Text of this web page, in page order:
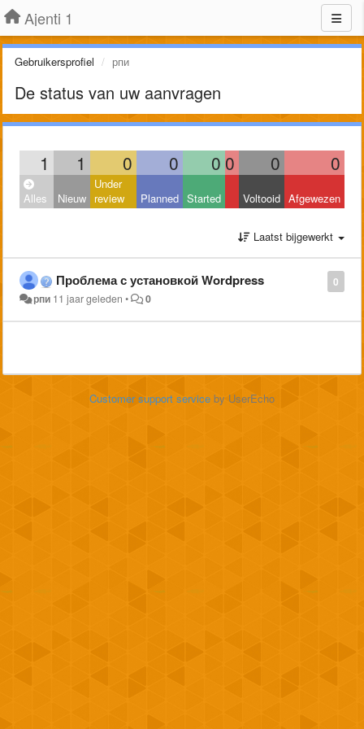
Ajenti 1
Gebruikersprofiel рпи
De status van uw aanvragen
1 1 0 0 0 0 0 0
Alles Nieuw
Under
review
Planned Started Voltooid Afgewezen
Laatst bijgewerkt
0
Проблема с установкой Wordpress
рпи 11 jaar geleden • 0
Customer support service by UserEcho